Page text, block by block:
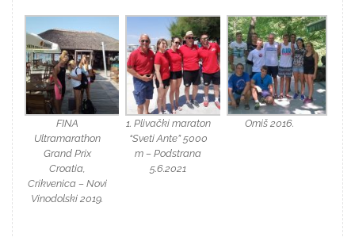
FINA
Ultramarathon
Grand Prix
Croatia,
Crikvenica – Novi
Vinodolski 2019.
1. Plivački maraton
“Sveti Ante” 5000
m – Podstrana
5.6.2021
Omiš 2016.